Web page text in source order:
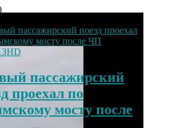
HD
пассажирский
проехал по
мосту после